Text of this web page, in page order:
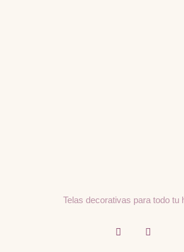
Telas decorativas para todo tu